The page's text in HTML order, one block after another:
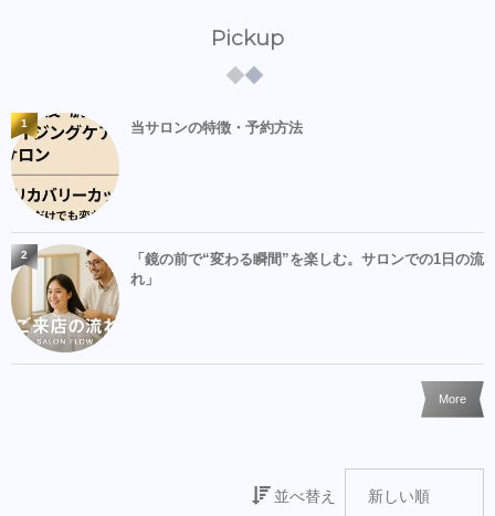
Pickup
当サロンの特徴・予約方法
1
「鏡の前で“変わる瞬間”を楽しむ。サロンでの1日の流
れ」
2
More
並べ替え